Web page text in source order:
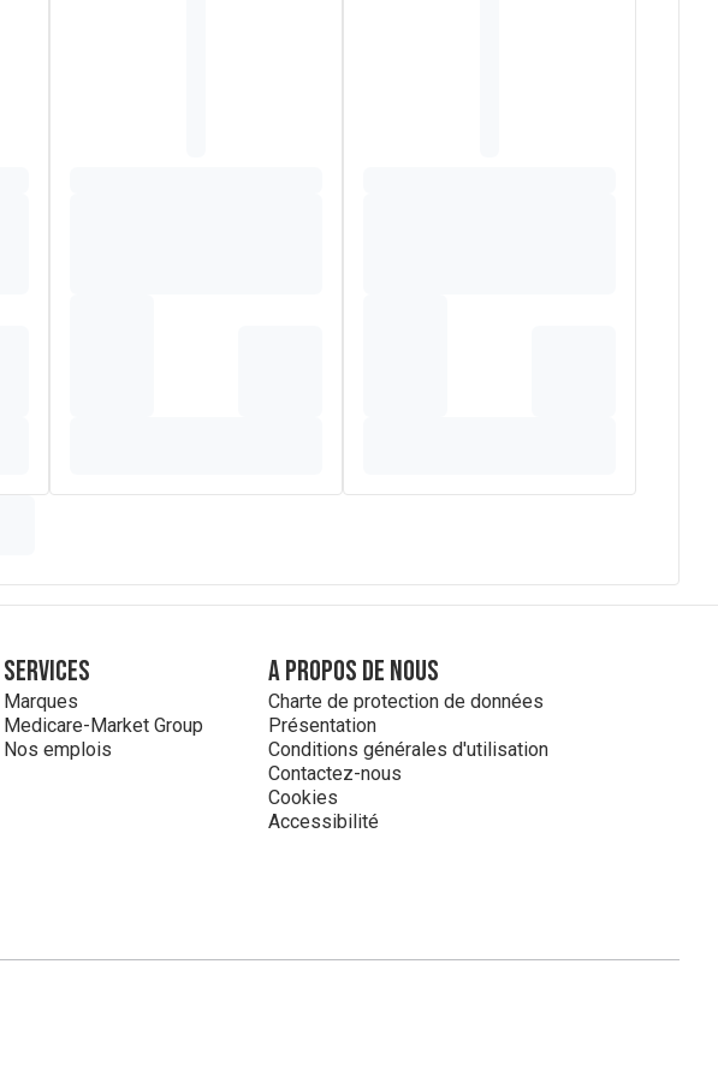
Services
Marques
Medicare-Market Group
Nos emplois
A propos de nous
Charte de protection de données
Présentation
Conditions générales d'utilisation
Contactez-nous
Cookies
Accessibilité